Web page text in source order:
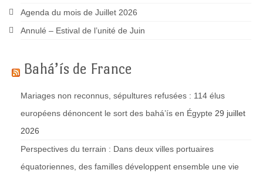
Agenda du mois de Juillet 2026
Annulé – Estival de l’unité de Juin
Bahá’ís de France
Mariages non reconnus, sépultures refusées : 114 élus
européens dénoncent le sort des bahá’ís en Égypte 29 juillet
2026
Perspectives du terrain : Dans deux villes portuaires
équatoriennes, des familles développent ensemble une vie